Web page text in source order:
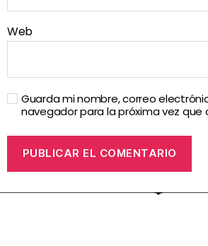
Web
Guarda mi nombre, correo
navegador para la próxima vez que